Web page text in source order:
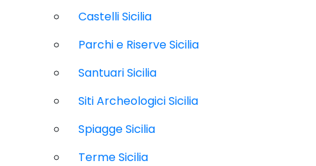
Castelli Sicilia
Parchi e Riserve Sicilia
Santuari Sicilia
Siti Archeologici Sicilia
Spiagge Sicilia
Terme Sicilia